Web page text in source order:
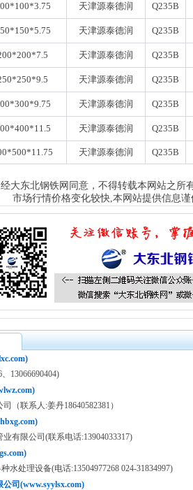
天津源泰德润 Q235B
天津源泰德润 Q235B
天津源泰德润 Q235B
天津源泰德润 Q235B
天津源泰德润 Q235B
天津源泰德润 Q235B
天津源泰德润 Q235B
大东北钢铁网 同意，不得转载本网站之所
市场行情价格变化较快,本网站提供信息
13066690404)
（联系人:姜丹18640582381）
有限公司(联系电话:13904033317)
水处理设备(电话:13504977268 024-31834997)
司(www.syylsx.com)